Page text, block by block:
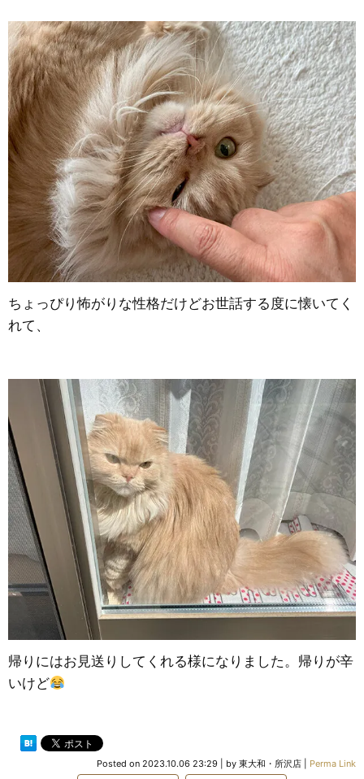
ちょっぴり怖がりな性格だけどお世話する度に懐いてく
れて、
帰りにはお見送りしてくれる様になりました。帰りが辛
いけど
Posted on 2023.10.06 23:29 by 東大和・所沢店 Perma Link